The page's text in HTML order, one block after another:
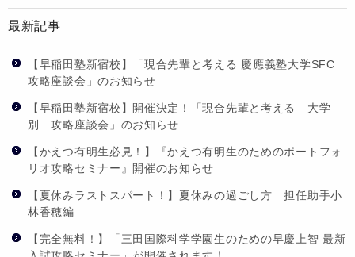
最新記事
【早稲田塾新宿校】「現合先輩と考える 慶應義塾大学SFC
攻略座談会」のお知らせ
【早稲田塾新宿校】開催決定！「現合先輩と考える 大学
別 攻略座談会」のお知らせ
【かえつ有明生必見！】『かえつ有明生のためのポートフォ
リオ攻略セミナー』開催のお知らせ
【夏休みラストスパート！】夏休みの過ごし方 担任助手小
林香穂編
【完全無料！】「三田国際科学学園生のための早慶上智 最新